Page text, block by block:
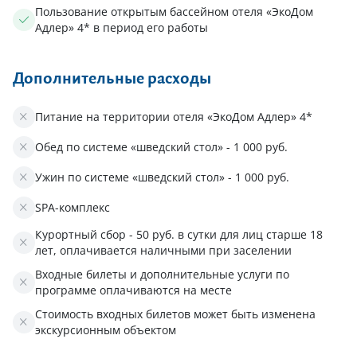
Пользование открытым бассейном отеля «ЭкоДом
Адлер» 4* в период его работы
Дополнительные расходы
Питание на территории отеля «ЭкоДом Адлер» 4*
Обед по системе «шведский стол» - 1 000 руб.
Ужин по системе «шведский стол» - 1 000 руб.
SPA-комплекс
Курортный сбор - 50 руб. в сутки для лиц старше 18
лет, оплачивается наличными при заселении
Входные билеты и дополнительные услуги по
программе оплачиваются на месте
Стоимость входных билетов может быть изменена
экскурсионным объектом